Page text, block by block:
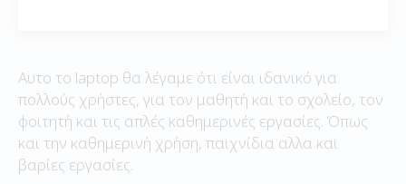
Αυτο το laptop θα λέγαμε ότι είναι ιδανικό για
πολλούς χρήστες, για τον μαθητή και το σχολείο, τον
φοιτητή και τις απλές καθημερινές εργασίες. Όπως
και την καθημερινή χρήση, παιχνίδια αλλα και
βαρίες εργασίες.